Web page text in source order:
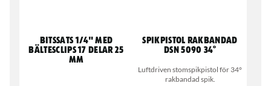
Bitssats 1/4" med
bältesclips 17 delar 25
mm
Spikpistol rakbandad
DSN 5090 34°
Luftdriven stomspikpistol för 34°
rakbandad spik.